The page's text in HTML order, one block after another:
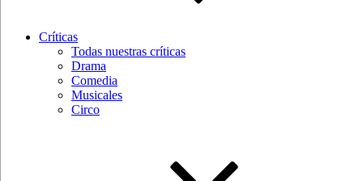
Críticas
Todas nuestras críticas
Drama
Comedia
Musicales
Circo